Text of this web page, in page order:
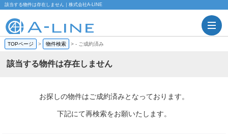
該当する物件は存在しません｜株式会社A-LINE
TOPページ > 物件検索 >- ご成約済み
該当する物件は存在しません
お探しの物件はご成約済みとなっております。
下記にて再検索をお願いたします。